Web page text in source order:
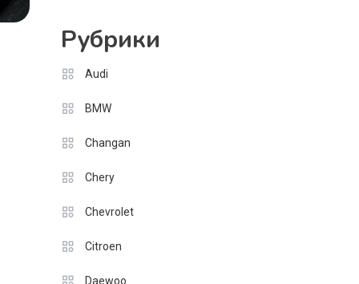
Рубрики
Audi
BMW
Changan
Chery
Chevrolet
Citroen
Daewoo